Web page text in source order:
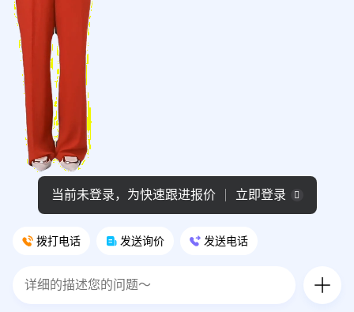
拨打电话 发送询价 发送电话
当前未登录，为快速跟进报价 立即登录